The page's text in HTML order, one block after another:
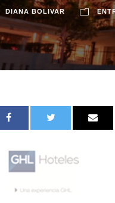
DIANA BOLIVAR